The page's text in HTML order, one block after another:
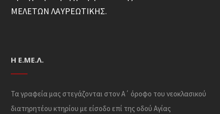
ΜΕΛΕΤΩΝ ΛΑΥΡΕΩΤΙΚΗΣ.
Η Ε.ΜΕ.Λ.
Τα γραφεία μας στεγάζονται στον Α΄ όροφο του νεοκλασικού
διατηρητέου κτηρίου με είσοδο επί της οδού Αγίας